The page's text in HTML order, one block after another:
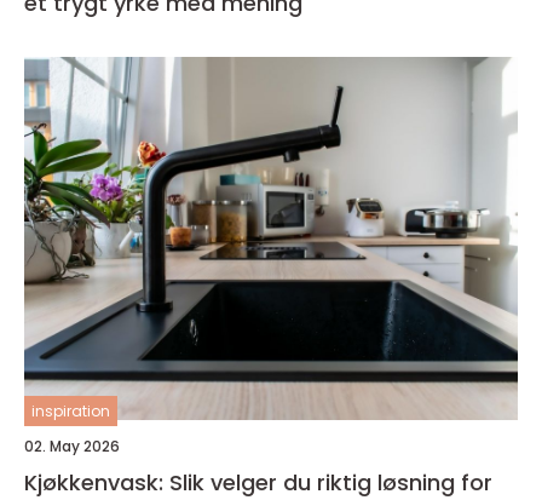
inspiration
02. May 2026
Kjøkkenvask: Slik velger du riktig løsning for